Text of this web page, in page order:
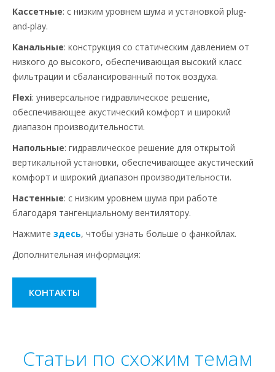
Кассетные: с низким уровнем шума и установкой plug-
and-play.
Канальные: конструкция со статическим давлением от
низкого до высокого, обеспечивающая высокий класс
фильтрации и сбалансированный поток воздуха.
Flexi: универсальное гидравлическое решение,
обеспечивающее акустический комфорт и широкий
диапазон производительности.
Напольные: гидравлическое решение для открытой
вертикальной установки, обеспечивающее акустический
комфорт и широкий диапазон производительности.
Настенные: с низким уровнем шума при работе
благодаря тангенциальному вентилятору.
Нажмите здесь, чтобы узнать больше о фанкойлах.
Дополнительная информация:
КОНТАКТЫ
Статьи по схожим темам